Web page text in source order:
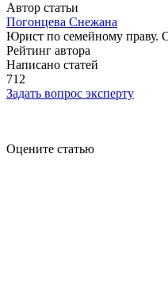
Автор статьи
Погонцева Снежана
Юрист по семейному праву.
Рейтинг автора
Написано статей
712
Задать вопрос эксперту
Оцените статью